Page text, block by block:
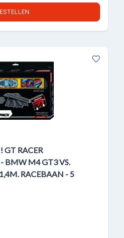
GT RACER
BMW M4 GT3 VS.
RACEBAAN - 5